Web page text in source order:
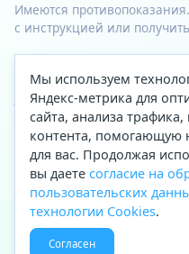
Имеются
с инструкцией или
© 2023—2026 Все права
Адрес
Архангельск, ул.
автоцентра «Тойота»)
Приемная Генерального
Телефон
+7 (8182) 63-60-31
Факс
+7 (8182) 68-66-71
Эл. почта
office@aptekaf.ru
Мы используем
Яндекс-метрика для
сайта, анализа
контента, помогающую
для вас. Продолжая
вы даете согласие на
пользовательских
технологии Cookies.
Согласен